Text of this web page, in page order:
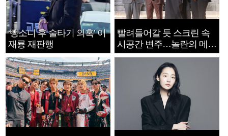
‘뺑소니 후 술타기 의혹’ 이
재룡 재판행
빨려들어갈 듯 스크린 속
시공간 변주…놀란의 메시
지는 ‘전쟁 속죄’